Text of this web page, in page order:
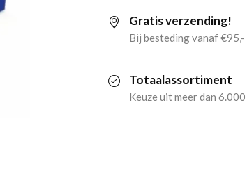
A4
Gratis verzending!
Bij besteding vanaf €95,-
Totaalassortiment
Keuze uit meer dan